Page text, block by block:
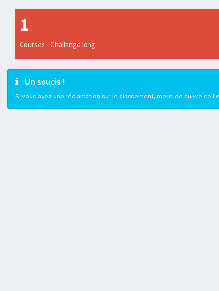
1
Courses - Challenge long
Un soucis !
Si vous avez une réclamation sur le classement, merci de suivre ce